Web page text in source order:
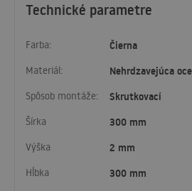
Technické parametre
Farba: Čierna
Materiál: Nehrdzavejúca
Spôsob montáže: Skrutkovací
Šírka 300 mm
Výška 2 mm
Hĺbka 300 mm